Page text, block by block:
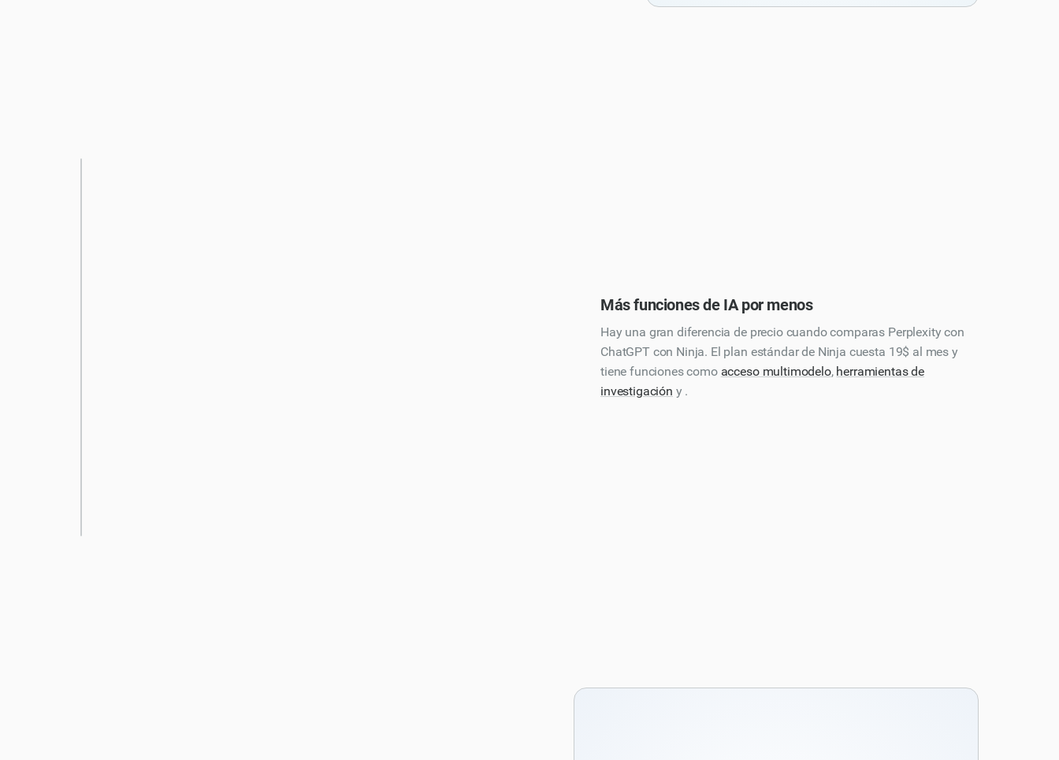
Más funciones de IA por menos
Hay una gran diferencia de precio cuando comparas Perplexity con
ChatGPT con Ninja. El plan estándar de Ninja cuesta 19$ al mes y
tiene funciones como acceso multimodelo, herramientas de
investigación y .